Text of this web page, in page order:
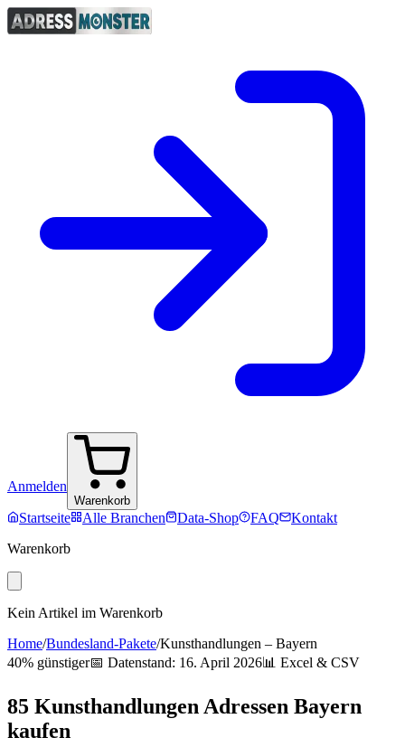
Anmelden
Warenkorb
Startseite Alle Branchen Data-Shop FAQ
Kontakt
Warenkorb
Kein Artikel im Warenkorb
Home/Bundesland-Pakete/Kunsthandlungen – Bayern
40% günstiger📅 Datenstand: 16. April 2026📊 Excel & CSV
85 Kunsthandlungen Adressen Bayern
kaufen